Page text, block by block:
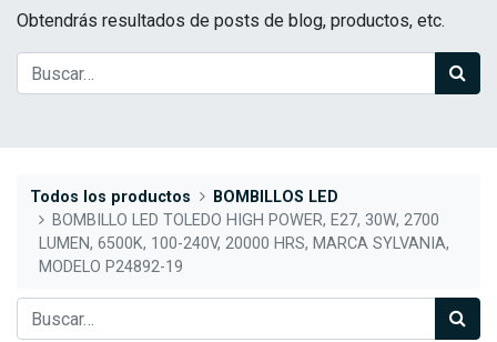
Obtendrás resultados de posts de blog, productos, etc.
Todos los productos
BOMBILLOS LED
BOMBILLO LED TOLEDO HIGH POWER, E27, 30W, 2700
LUMEN, 6500K, 100-240V, 20000 HRS, MARCA SYLVANIA,
MODELO P24892-19